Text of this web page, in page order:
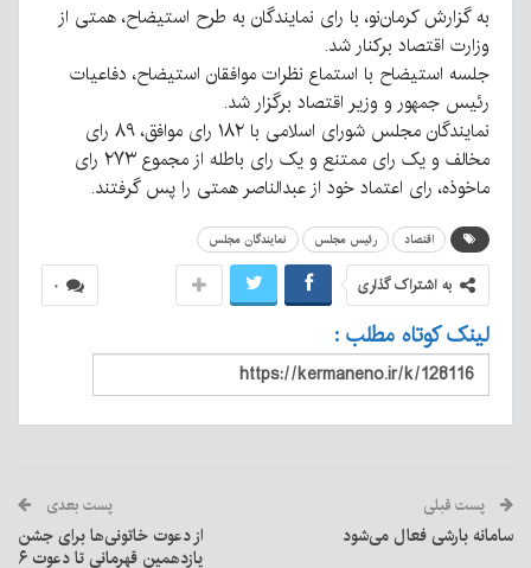
به گزارش کرمان‌نو، با رای نمایندگان به طرح استیضاح، همتی از
وزارت اقتصاد برکنار شد.
جلسه استیضاح با استماع نظرات موافقان استیضاح، دفاعیات
رئیس جمهور و وزیر اقتصاد برگزار شد.
نمایندگان مجلس شورای اسلامی با ۱۸۲ رای موافق، ۸۹ رای
مخالف و یک رای ممتنع و یک رای باطله از مجموع ۲۷۳ رای
ماخوذه، رای اعتماد خود از عبدالناصر همتی را پس گرفتند.
اقتصاد رئیس مجلس نمایندگان مجلس
۰ به اشتراک گذاری
لینک کوتاه مطلب :
پست قبلی
سامانه بارشی فعال می‌شود
پست بعدی
از دعوت خاتونی‌ها برای جشن
یازدهمین قهرمانی تا دعوت ۶